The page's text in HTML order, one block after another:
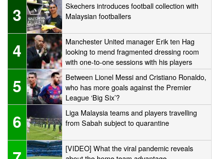
3
Skechers introduces football collection with
Malaysian footballers
4
Manchester United manager Erik ten Hag
looking to mend fragmented dressing room
with one-to-one sessions with his players
5
Between Lionel Messi and Cristiano Ronaldo,
who has more goals against the Premier
League ‘Big Six’?
6
Liga Malaysia teams and players travelling
from Sabah subject to quarantine
[VIDEO] What the viral pandemic reveals